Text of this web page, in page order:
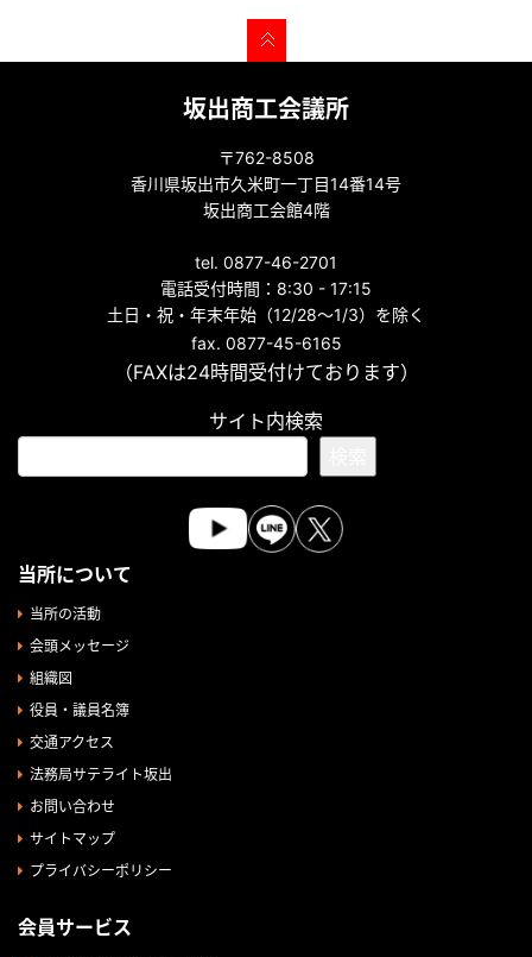
坂出商工会議所
〒762-8508
香川県坂出市久米町一丁目14番14号
坂出商工会館4階
tel. 0877-46-2701
電話受付時間：8:30 - 17:15
土日・祝・年末年始（12/28～1/3）を除く
fax. 0877-45-6165
（FAXは24時間受付けております）
サイト内検索
当所について
当所の活動
会頭メッセージ
組織図
役員・議員名簿
交通アクセス
法務局サテライト坂出
お問い合わせ
サイトマップ
プライバシーポリシー
会員サービス